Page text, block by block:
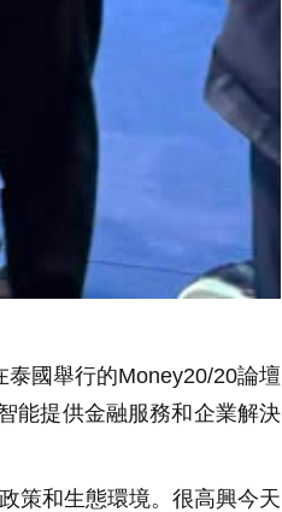
國舉行的Money20/20論壇
能提供金融服務和企業解決
策和生態環境。很高興今天